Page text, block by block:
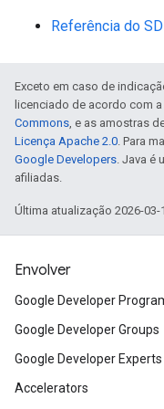
Referência do
Exceto em caso de
licenciado de acordo com a
Commons, e as amostras
Licença Apache 2.0. Para
Google Developers. Java é
afiliadas.
Última atualização 2026-03-
Envolver
Google Developer
Google Developer Groups
Google Developer Experts
Accelerators